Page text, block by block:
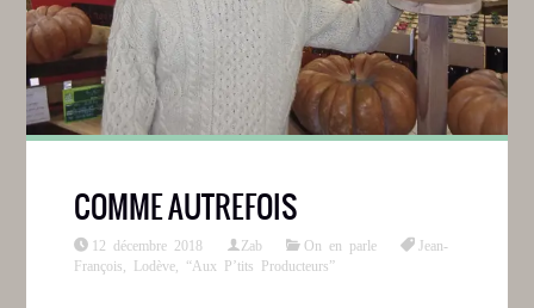
COMME AUTREFOIS
12 décembre 2018 Zab On en parle
Jean-
François
Lodève “Aux P’tits Producteurs”